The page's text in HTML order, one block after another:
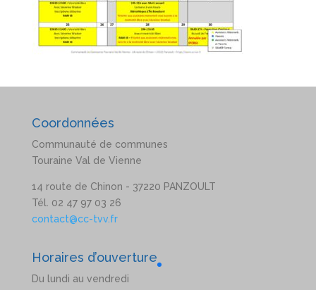
Coordonnées
Communauté de communes
Touraine Val de Vienne
14 route de Chinon - 37220 PANZOULT
Tél. 02 47 97 03 26
contact@cc-tvv.fr
Horaires d’ouverture
Du lundi au vendredi